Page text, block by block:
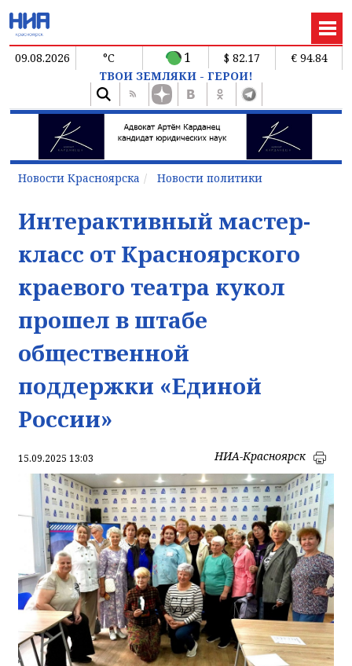
09.08.2026 °C 1 $ 82.17
€ 94.84
ТВОИ ЗЕМЛЯКИ - ГЕРОИ!
Новости Красноярска Новости политики
Интерактивный мастер-
класс от Красноярского
краевого театра кукол
прошел в штабе
общественной
поддержки «Единой
России»
15.09.2025 13:03 НИА-Красноярск